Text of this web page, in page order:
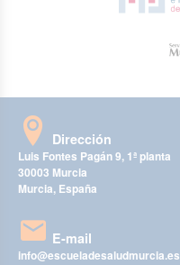
Dirección
Luis Fontes Pagán 9, 1ª planta
30003 Murcia
Murcia, España
E-mail
info@escueladesaludmurcia.es